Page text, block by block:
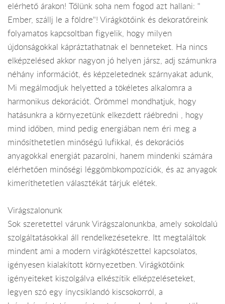
elérhető árakon! Tőlünk soha nem fogod azt hallani: "
Ember, szállj le a földre"! Virágkötőink és dekoratőreink
folyamatos kapcsoltban figyelik, hogy milyen
újdonságokkal kápráztathatnak el benneteket. Ha nincs
elképzelésed akkor nagyon jó helyen jársz, adj számunkra
néhány információt, és képzeletednek szárnyakat adunk,
Mi megálmodjuk helyetted a tökéletes alkalomra a
harmonikus dekorációt. Örömmel mondhatjuk, hogy
hatásunkra a környezetünk elkezdett ráébredni , hogy
mind időben, mind pedig energiában nem éri meg a
minősíthetetlen minőségű lufikkal, és dekorációs
anyagokkal energiát pazarolni, hanem mindenki számára
elérhetően minőségi léggömbkompozíciók, és az anyagok
kimeríthetetlen választékát tárjuk elétek.
Virágszalonunk
Sok szeretettel várunk Virágszalonunkba, amely sokoldalú
szolgáltatásokkal áll rendelkezésetekre. Itt megtaláltok
mindent ami a modern virágkötészettel kapcsolatos,
igényesen kialakított környezetben. Virágkötőink
igényeiteket kiszolgálva elkészítik elképzeléseteket,
legyen szó egy ínycsiklandó kiscsokorról, a